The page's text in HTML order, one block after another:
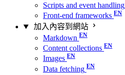
Scripts and event handling
Front-end frameworks
加入內容到網站
Markdown
Content collections
Images
Data fetching